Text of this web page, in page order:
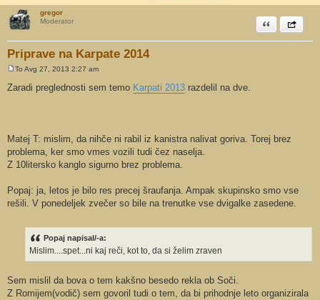
gregor
Moderator
Priprave na Karpate 2014
CitiramShare
g
To Avg 27, 2013 2:27 am
Zaradi preglednosti sem temo Karpati 2013 razdelil na dve.
Matej T: mislim, da nihče ni rabil iz kanistra nalivat goriva. Torej brez
problema, ker smo vmes vozili tudi čez naselja.
Z 10litersko kanglo sigurno brez problema.
Popaj: ja, letos je bilo res precej šraufanja. Ampak skupinsko smo vse
rešili. V ponedeljek zvečer so bile na trenutke vse dvigalke zasedene.
Popaj napisal/-a:
Mislim....spet...ni kaj reči, kot to, da si želim zraven
Sem mislil da bova o tem kakšno besedo rekla ob Soči.
Z Romijem(vodič) sem govoril tudi o tem, da bi prihodnje leto organizirala